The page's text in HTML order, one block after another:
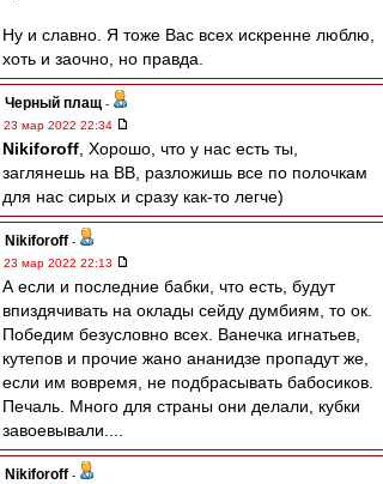
Ну и славно. Я тоже Вас всех искренне люблю,
хоть и заочно, но правда.
Черный плащ -
23 мар 2022 22:34
Nikiforoff , Хорошо, что у нас есть ты,
заглянешь на ВВ, разложишь все по полочкам
для нас сирых и сразу как-то легче)
Nikiforoff -
23 мар 2022 22:13
А если и последние бабки, что есть, будут
впиздячивать на оклады сейду думбиям, то ок.
Победим безусловно всех. Ванечка игнатьев,
кутепов и прочие жано ананидзе пропадут же,
если им вовремя, не подбрасывать бабосиков.
Печаль. Много для страны они делали, кубки
завоевывали....
Nikiforoff -